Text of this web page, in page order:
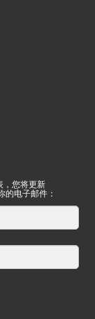
，您将更新
的电子邮件：